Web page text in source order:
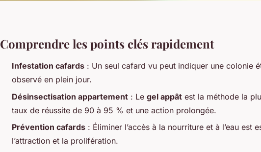
Comprendre les points clés rapidement
Infestation cafards : Un seul cafard vu peut indiquer une colonie
observé en plein jour.
Désinsectisation appartement : Le gel appât est la méthode la
taux de réussite de 90 à 95 % et une action prolongée.
Prévention cafards : Éliminer l’accès à la nourriture et à l’eau est
l’attraction et la prolifération.